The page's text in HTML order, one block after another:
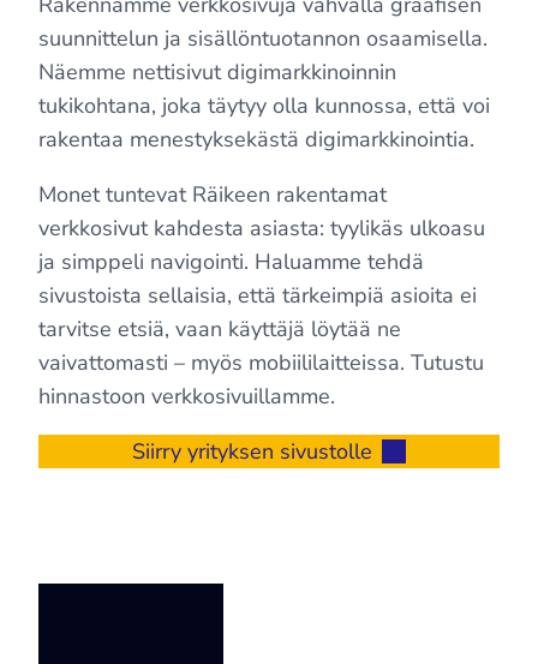
suunnittelun ja sisällöntuotannon osaamisella.
Näemme nettisivut digimarkkinoinnin
tukikohtana, joka täytyy olla kunnossa, että voi
rakentaa menestyksekästä digimarkkinointia.
Monet tuntevat Räikeen rakentamat
verkkosivut kahdesta asiasta: tyylikäs ulkoasu
ja simppeli navigointi. Haluamme tehdä
sivustoista sellaisia, että tärkeimpiä asioita ei
tarvitse etsiä, vaan käyttäjä löytää ne
vaivattomasti – myös mobiililaitteissa. Tutustu
hinnastoon verkkosivuillamme.
Siirry yrityksen sivustolle